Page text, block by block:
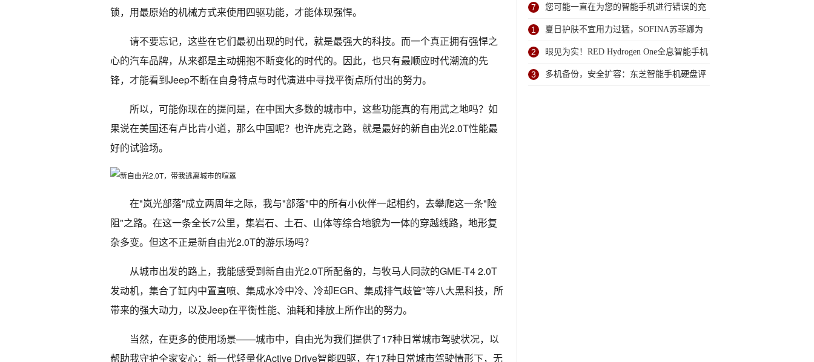
锁，用最原始的机械方式来使用四驱功能，才能体现强悍。
请不要忘记，这些在它们最初出现的时代，就是最强大的科技。而一个真正拥有强悍之
心的汽车品牌，从来都是主动拥抱不断变化的时代的。因此，也只有最顺应时代潮流的先
锋，才能看到Jeep不断在自身特点与时代演进中寻找平衡点所付出的努力。
所以，可能你现在的提问是，在中国大多数的城市中，这些功能真的有用武之地吗？如
果说在美国还有卢比肯小道，那么中国呢？也许虎克之路，就是最好的新自由光2.0T性能最
好的试验场。
在"岚光部落"成立两周年之际，我与"部落"中的所有小伙伴一起相约，去攀爬这一条"险
阻"之路。在这一条全长7公里，集岩石、土石、山体等综合地貌为一体的穿越线路，地形复
杂多变。但这不正是新自由光2.0T的游乐场吗？
从城市出发的路上，我能感受到新自由光2.0T所配备的，与牧马人同款的GME-T4 2.0T
发动机，集合了缸内中置直喷、集成水冷中冷、冷却EGR、集成排气歧管"等八大黑科技，所
带来的强大动力，以及Jeep在平衡性能、油耗和排放上所作出的努力。
当然，在更多的使用场景——城市中，自由光为我们提供了17种日常城市驾驶状况，以
帮助我守护全家安心：新一代轻量化Active Drive智能四驱，在17种日常城市驾驶情形下，无
任何苛刻要求的SUV
7 您可能一直在为您的智能手机进行错误的充
电方式
1 夏日护肤不宜用力过猛，SOFINA苏菲娜为
美肌开启精简模式
2 眼见为实！RED Hydrogen One全息智能手机
真机亮相
3 多机备份，安全扩容：东芝智能手机硬盘评